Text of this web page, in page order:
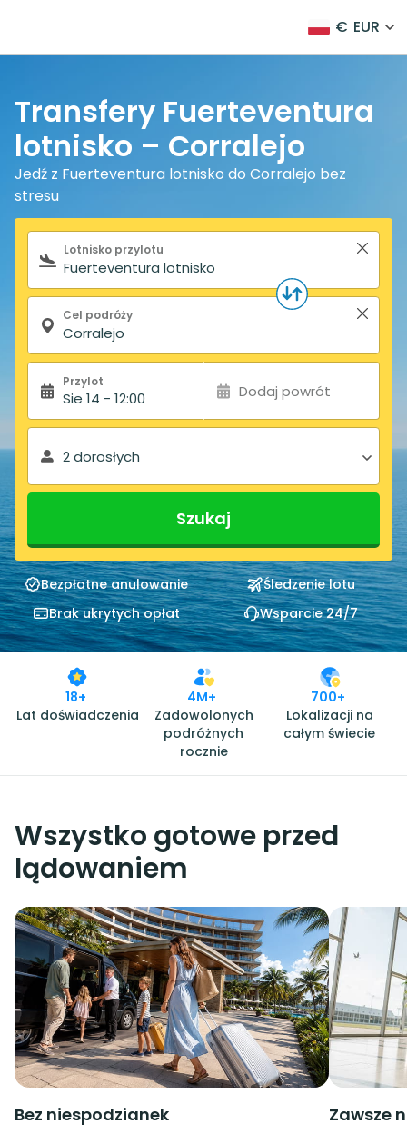
€ EUR
Transfery Fuerteventura
lotnisko – Corralejo
Jedź z Fuerteventura lotnisko do Corralejo bez
stresu
Formularz wyszukiwania
Lotnisko przylotu
Cel podróży
Przylot
Sie 14 - 12:00 Dodaj powrót
2 dorosłych
Szukaj
Bezpłatne anulowanie
Śledzenie lotu
Brak ukrytych opłat
Wsparcie 24/7
18+
Lat doświadczenia
4M+
Zadowolonych
podróżnych
rocznie
700+
Lokalizacji na
całym świecie
Wszystko gotowe przed
lądowaniem
Bez niespodzianek Zawsze